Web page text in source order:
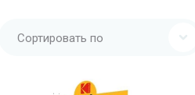
Сортировать по